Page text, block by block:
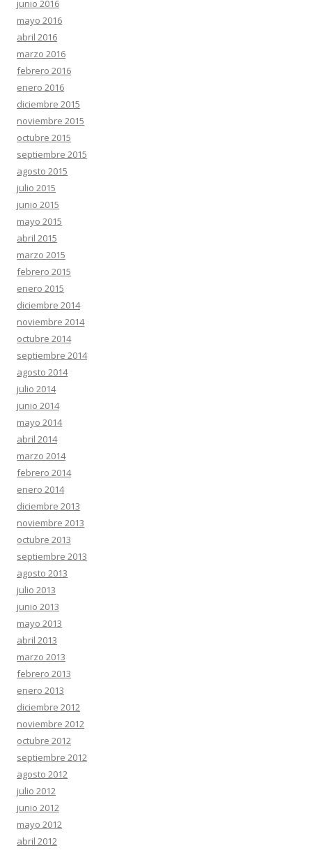
junio 2016
mayo 2016
abril 2016
marzo 2016
febrero 2016
enero 2016
diciembre 2015
noviembre 2015
octubre 2015
septiembre 2015
agosto 2015
julio 2015
junio 2015
mayo 2015
abril 2015
marzo 2015
febrero 2015
enero 2015
diciembre 2014
noviembre 2014
octubre 2014
septiembre 2014
agosto 2014
julio 2014
junio 2014
mayo 2014
abril 2014
marzo 2014
febrero 2014
enero 2014
diciembre 2013
noviembre 2013
octubre 2013
septiembre 2013
agosto 2013
julio 2013
junio 2013
mayo 2013
abril 2013
marzo 2013
febrero 2013
enero 2013
diciembre 2012
noviembre 2012
octubre 2012
septiembre 2012
agosto 2012
julio 2012
junio 2012
mayo 2012
abril 2012